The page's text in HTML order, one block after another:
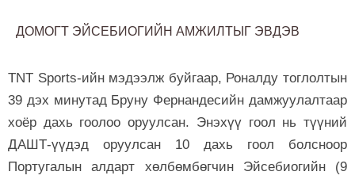
ДОМОГТ ЭЙСЕБИОГИЙН АМЖИЛТЫГ ЭВДЭВ
TNT Sports-ийн мэдээлж буйгаар, Роналду тоглолтын
39 дэх минутад Бруну Фернандесийн дамжуулалтаар
хоёр дахь гоолоо оруулсан. Энэхүү гоол нь түүний
ДАШТ-үүдэд оруулсан 10 дахь гоол болсноор
Португалын алдарт хөлбөмбөгчин Эйсебиогийн (9